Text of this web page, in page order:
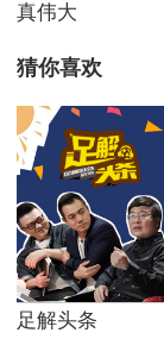
真伟大
猜你喜欢
足解头条